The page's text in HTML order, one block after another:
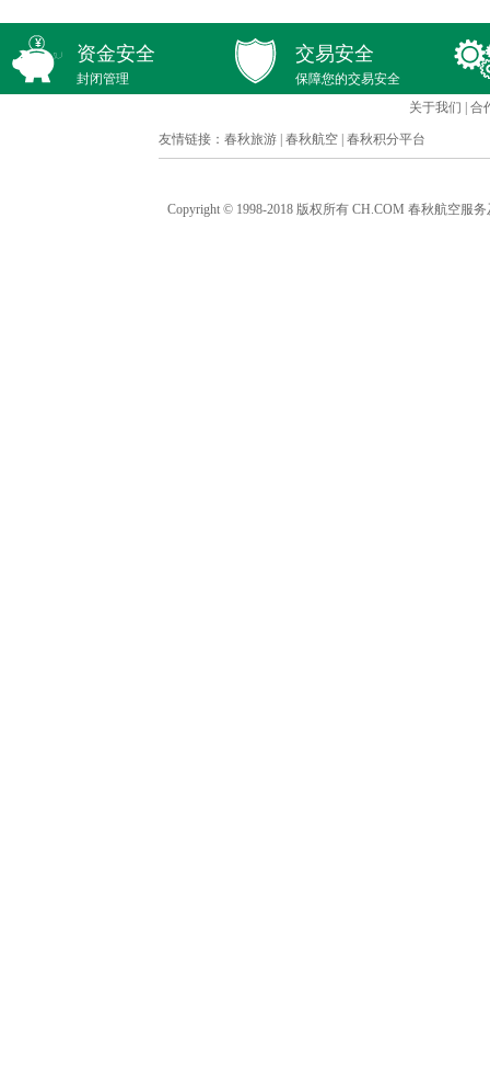
资金安全
封闭管理
交易安全
保障您的交易安全
关于我们
合
友情链接： 春秋旅游 春秋航空 春秋积分平台
Copyright © 1998-2018 版权所有 CH.COM 春秋航空服